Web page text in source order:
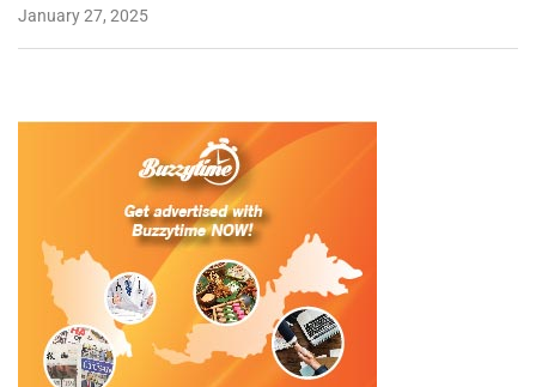
January 27, 2025